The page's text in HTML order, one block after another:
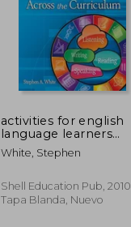
activities for english
language learners
across the curriculum
(en Inglés)
White, Stephen
Shell Education Pub, 2010,
Tapa Blanda, Nuevo